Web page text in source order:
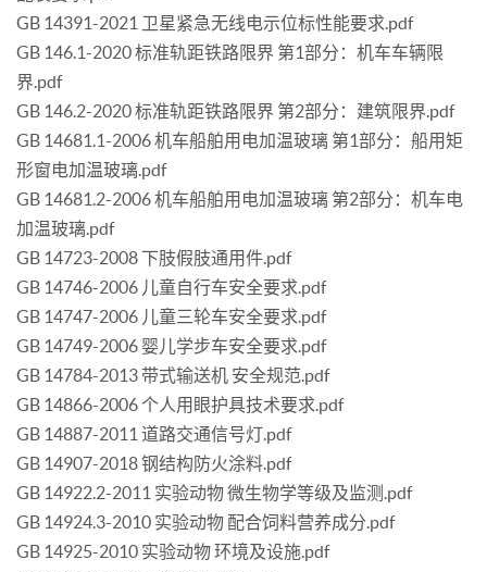
GB 14391-2021 卫星紧急无线电示位标性能要求.pdf
GB 146.1-2020 标准轨距铁路限界 第1部分：机车车辆限
界.pdf
GB 146.2-2020 标准轨距铁路限界 第2部分：建筑限界.pdf
GB 14681.1-2006 机车船舶用电加温玻璃 第1部分：船用矩
形窗电加温玻璃.pdf
GB 14681.2-2006 机车船舶用电加温玻璃 第2部分：机车电
加温玻璃.pdf
GB 14723-2008 下肢假肢通用件.pdf
GB 14746-2006 儿童自行车安全要求.pdf
GB 14747-2006 儿童三轮车安全要求.pdf
GB 14749-2006 婴儿学步车安全要求.pdf
GB 14784-2013 带式输送机 安全规范.pdf
GB 14866-2006 个人用眼护具技术要求.pdf
GB 14887-2011 道路交通信号灯.pdf
GB 14907-2018 钢结构防火涂料.pdf
GB 14922.2-2011 实验动物 微生物学等级及监测.pdf
GB 14924.3-2010 实验动物 配合饲料营养成分.pdf
GB 14925-2010 实验动物 环境及设施.pdf